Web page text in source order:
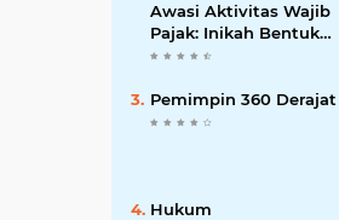
Awasi Aktivitas Wajib
Pajak: Inikah Bentuk
Intimidasi yang Makin
Pemimpin 360 Derajat
Hukum